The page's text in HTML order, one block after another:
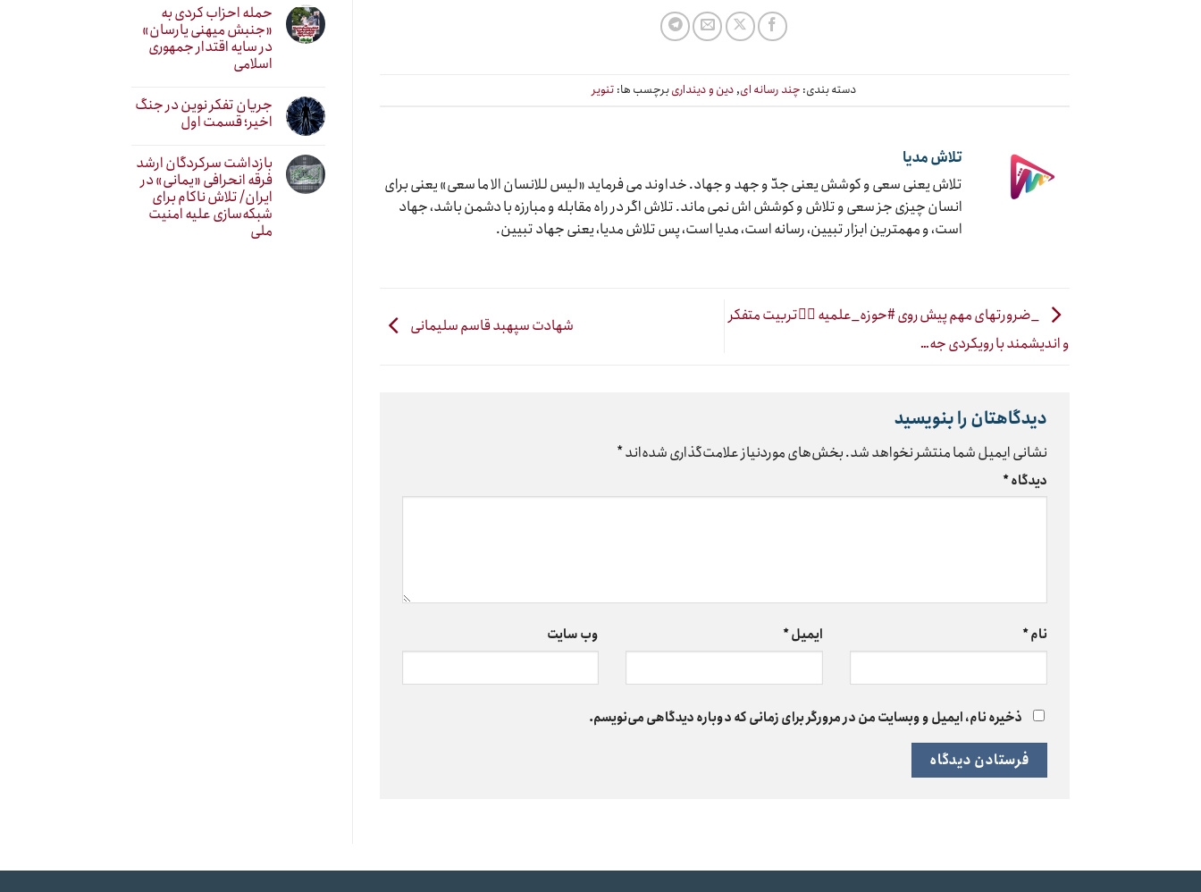
دسته بندی: چند رسانه ای,دین و دینداریبرچسب ها: تنویر
تلاش مدیا
تلاش یعنی سعی و کوشش یعنی جدّ و جهد و جهاد. خداوند می فرماید «لیس للانسان الا ما سعی» یعنی برای
انسان چیزی جز سعی و تلاش و کوشش اش نمی ماند. تلاش اگر در راه مقابله و مبارزه با دشمن باشد، جهاد
است، و مهمترین ابزار تبیین، رسانه است، مدیا است، پس تلاش مدیا، یعنی جهاد تبیین.
_ضرورتهای مهم پیش روی #حوزه_علمیه ۱⃣تربیت متفکر
و اندیشمند با رویکردی جه…
شهادت سپهبد قاسم سلیمانی
دیدگاهتان را بنویسید
نشانی ایمیل شما منتشر نخواهد شد.بخش‌های موردنیاز علامت‌گذاری شده‌اند*
دیدگاه*
نام* ایمیل* وب‌ سایت
ذخیره نام، ایمیل و وبسایت من در مرورگر برای زمانی که دوباره دیدگاهی می‌نویسم.
حمله احزاب کردی به
«جنبش میهنی یارسان»
در سایه اقتدار جمهوری
اسلامی
جریان تفکر نوین در جنگ
اخیر؛ قسمت اول
بازداشت سرکردگان ارشد
فرقه انحرافی «یمانی» در
ایران/ تلاش ناکام برای
شبکه‌سازی علیه امنیت
ملی